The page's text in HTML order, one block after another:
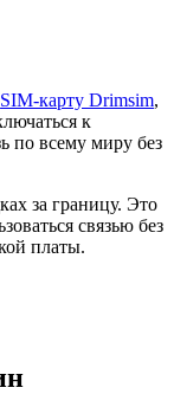
SIM-карту Drimsim,
к
по всему миру без
за границу. Это
связью без
платы.